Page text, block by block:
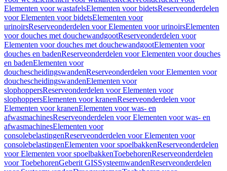
Elementen voor wastafelsElementen voor bidetsReserveonderdelen
voor Elementen voor bidetsElementen voor
urinoirsReserveonderdelen voor Elementen voor urinoirsElementen
voor douches met douchewandgootReserveonderdelen voor
Elementen voor douches met douchewandgootElementen voor
douches en badenReserveonderdelen voor Elementen voor douches
en badenElementen voor
douchescheidingswandenReserveonderdelen voor Elementen voor
douchescheidingswandenElementen voor
slophoppersReserveonderdelen voor Elementen voor
slophoppersElementen voor kranenReserveonderdelen voor
Elementen voor kranenElementen voor was- en
afwasmachinesReserveonderdelen voor Elementen voor was- en
afwasmachinesElementen voor
consolebelastingenReserveonderdelen voor Elementen voor
consolebelastingenElementen voor spoelbakkenReserveonderdelen
voor Elementen voor spoelbakkenToebehorenReserveonderdelen
voor ToebehorenGeberit GISSysteemwandenReserveonderdelen